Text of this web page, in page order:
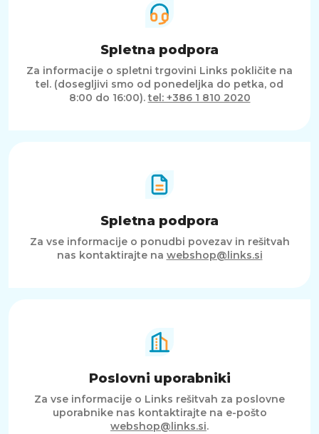
Spletna podpora
Za informacije o spletni trgovini Links pokličite na
tel. (dosegljivi smo od ponedeljka do petka, od
8:00 do 16:00).tel: +386 1 810 2020
Spletna podpora
Za vse informacije o ponudbi povezav in rešitvah
nas kontaktirajte na webshop@links.si
Poslovni uporabniki
Za vse informacije o Links rešitvah za poslovne
uporabnike nas kontaktirajte na e-pošto
webshop@links.si.